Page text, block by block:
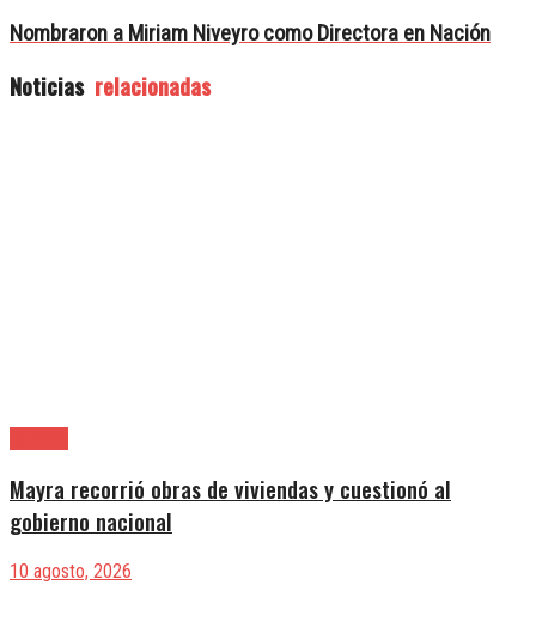
Nombraron a Miriam Niveyro como Directora en Nación
Noticias relacionadas
Mayra recorrió obras de viviendas y cuestionó al
gobierno nacional
10 agosto, 2026